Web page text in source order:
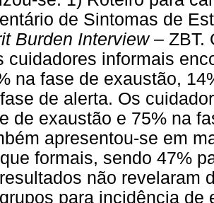
de Sintomas de
Burden Interview– ZBT.
cuidadores informais
na fase de exaustão,
de alerta. Os
de exaustão e 75% na
apresentou-se em
formais, sendo 47%
não revelaram
para incidência de